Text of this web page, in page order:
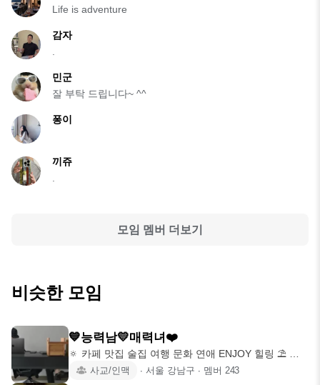
Life is adventure
감자
.
민군
잘 부탁 드립니다~ ^^
퐁이
끼쥬
.
모임 멤버 더보기
비슷한 모임
💙능력남💛매력녀❤️
🔅 카페 맛집 술집 여행 문화 연애 ENJOY 힐링 ⛱ 🔅
(능)력있는
사교/인맥 ∙ 서울 강남구 ∙ 멤버 243